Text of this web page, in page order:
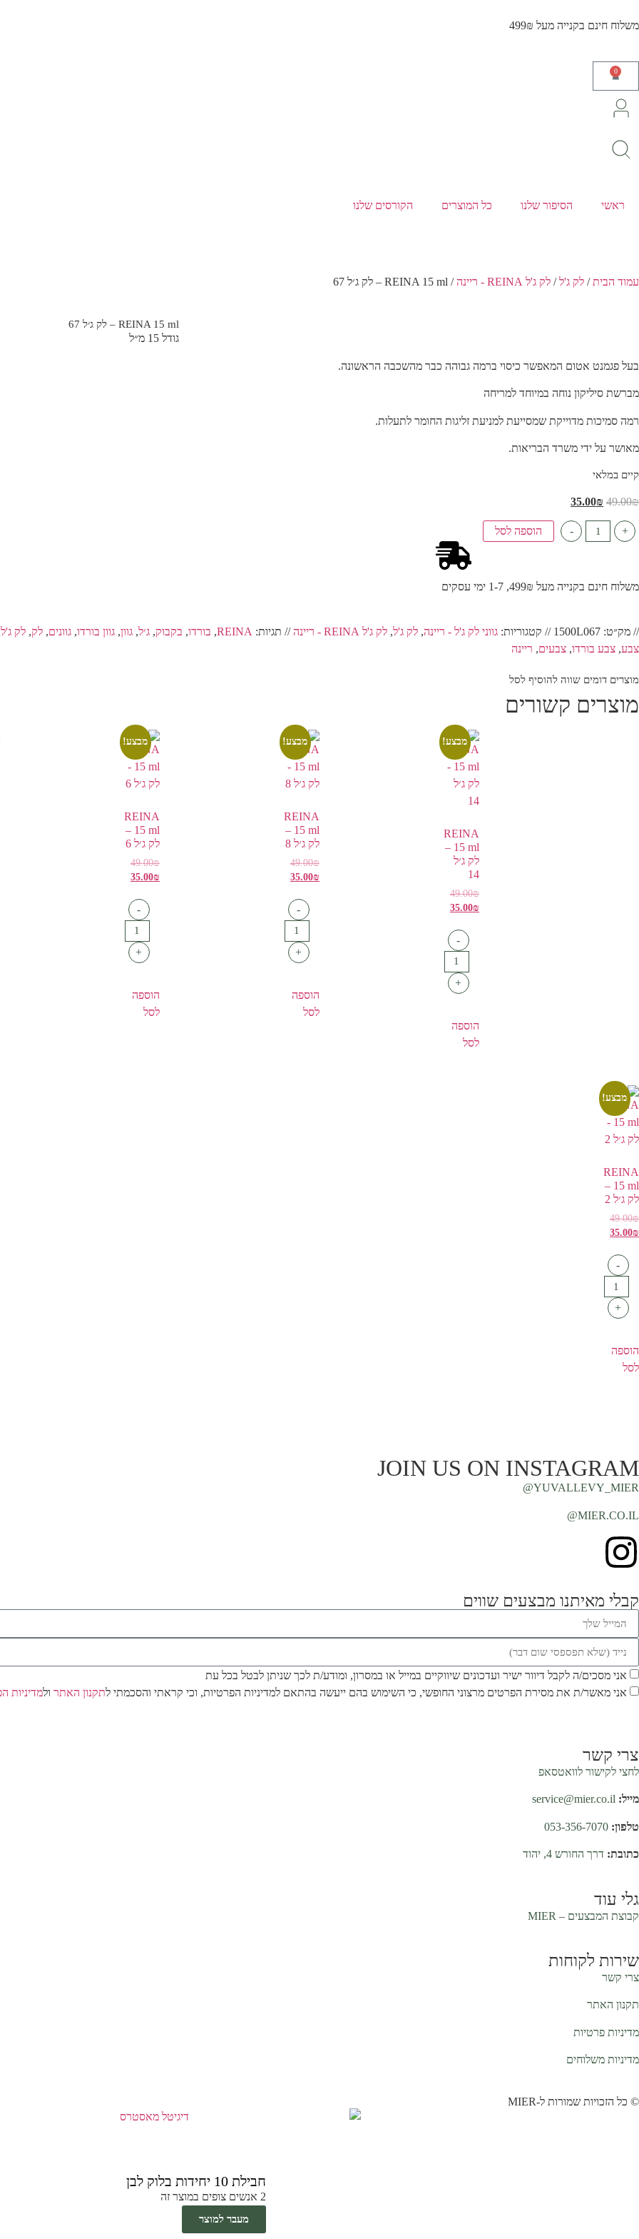
משלוח חינם בקנייה מעל 499₪
0
ראשי הסיפור שלנו כל המוצרים הקורסים שלנו
עמוד הבית/ לק ג'ל/ לק ג'ל REINA - ריינה / REINA 15 ml – לק ג׳ל 67
REINA 15 ml – לק ג׳ל 67
גודל 15 מ״ל
בעל פגמנט אטום המאפשר כיסוי ברמה גבוהה כבר מהשכבה הראשונה.
מברשת סיליקון נוחה במיוחד למריחה
רמה סמיכות מדוייקת שמסייעת למניעת זליגות החומר לתעלות.
מאושר על ידי משרד הבריאות.
קיים במלאי
49.00₪
35.00₪
- + הוספה לסל
משלוח חינם בקנייה מעל 499₪, 1-7 ימי עסקים
// מק״ט: 1500L067 // קטגוריות: גווני לק ג'ל - ריינה, לק ג'ל, לק ג'ל REINA - ריינה // תגיות: REINA
, בורדו, בקבוק, ג׳ל, גוון, גוון בורדו, גוונים, לק, לק ג'ל
צבע, צבע בורדו, צבעים, ריינה
מוצרים דומים שווה להוסיף לסל
מוצרים קשורים
מבצע!
REINA
15 ml –
לק ג׳ל
14
49.00₪
35.00₪
-
+
הוספה
לסל
מבצע!
REINA
15 ml –
לק ג׳ל 8
49.00₪
35.00₪
-
+
הוספה
לסל
מבצע!
REINA
15 ml –
לק ג׳ל 6
49.00₪
35.00₪
-
+
הוספה
לסל
מבצע!
REINA
15 ml –
לק ג׳ל 2
49.00₪
35.00₪
-
+
הוספה
לסל
JOIN US ON INSTAGRAM
YUVALLEVY_MIER@
MIER.CO.IL@
קבלי מאיתנו מבצעים שווים
אני מסכים/ה לקבל דיוור ישיר ועדכונים שיווקיים במייל או במסרון, ומודע/ת לכך שניתן לבטל בכל עת
אני מאשר/ת את מסירת הפרטים מרצוני החופשי, כי השימוש בהם ייעשה בהתאם למדיניות הפרטיות, וכי קראתי והסכמתי לתקנון האתר ולמדיניות
צרי קשר
לחצי לקישור לוואטסאפ
מייל: service@mier.co.il
טלפון: 053-356-7070
כתובת: דרך החורש 4, יהוד
גלי עוד
קבוצת המבצעים – MIER
שירות לקוחות
צרי קשר
תקנון האתר
מדיניות פרטיות
מדיניות משלוחים
© כל הזכויות שמורות ל-MIER
חבילת 10 יחידות בלוק לבן
2 אנשים צופים במוצר זה
מעבר למוצר